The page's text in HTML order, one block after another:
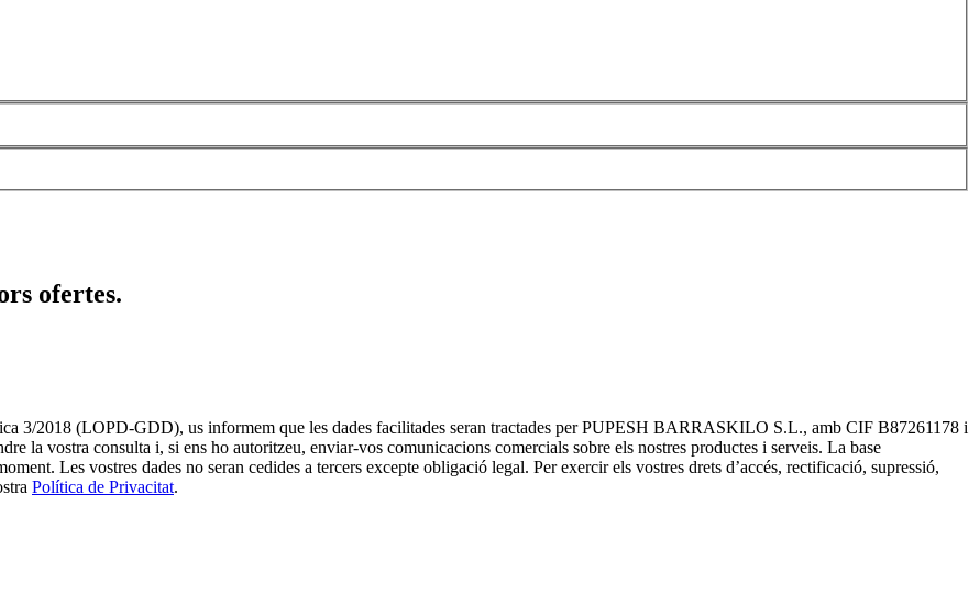
ofertes.
3/2018 (LOPD-GDD), us informem que les dades facilitades seran tractades per PUPESH BARRASKILO S.L., amb CIF B87261178 i
la vostra consulta i, si ens ho autoritzeu, enviar-vos comunicacions comercials sobre els nostres productes i serveis. La base
Les vostres dades no seran cedides a tercers excepte obligació legal. Per exercir els vostres drets d’accés, rectificació, supressió,
Política de Privacitat.